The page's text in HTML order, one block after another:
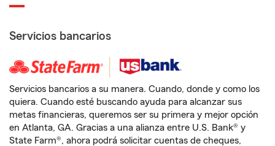
Servicios bancarios
Servicios bancarios a su manera. Cuando, donde y como los
quiera. Cuando esté buscando ayuda para alcanzar sus
metas financieras, queremos ser su primera y mejor opción
en Atlanta, GA. Gracias a una alianza entre U.S. Bank® y
State Farm®, ahora podrá solicitar cuentas de cheques,